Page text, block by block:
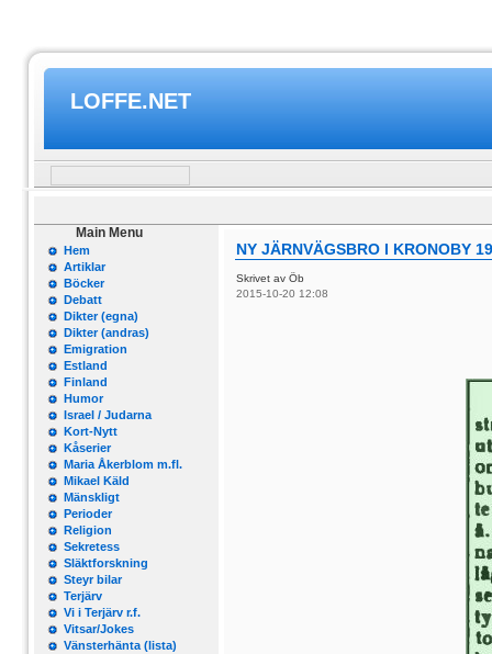
LOFFE.NET
Main Menu
Hem
Artiklar
Böcker
Debatt
Dikter (egna)
Dikter (andras)
Emigration
Estland
Finland
Humor
Israel / Judarna
Kort-Nytt
Kåserier
Maria Åkerblom m.fl.
Mikael Käld
Mänskligt
Perioder
Religion
Sekretess
Släktforskning
Steyr bilar
Terjärv
Vi i Terjärv r.f.
Vitsar/Jokes
Vänsterhänta (lista)
NY JÄRNVÄGSBRO I KRONOBY
Skrivet av Öb
2015-10-20 12:08